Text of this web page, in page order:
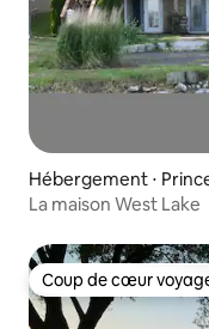
Hébergement ⋅
La maison West Lake
Coup de cœur
Coup de cœur